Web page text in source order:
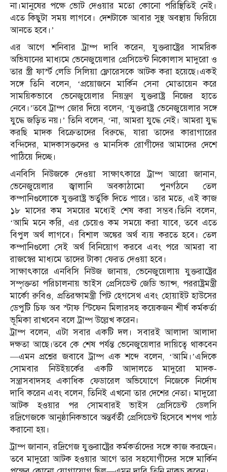
না।মানুষের পক্ষে ভোট দেওয়ার মতো কোনো পরিস্থিতিই নেই।
এতে কিছুটা সময় লাগবে। দেশটাকে আবার সুস্থ অবস্থায় ফিরিয়ে
আনতে হবে।’
এর আগে শনিবার ট্রাম্প দাবি করেন, যুক্তরাষ্ট্রের সামরিক
অভিযানের মাধ্যমে ভেনেজুয়েলার প্রেসিডেন্ট নিকোলাস মাদুরো ও
তার স্ত্রী ফার্স্ট লেডি সিলিয়া ফ্লোরেসকে আটক করা হয়েছে।একই
সঙ্গে তিনি বলেন, ‘প্রয়োজনে মার্কিন সেনা মোতায়েন করে
সাময়িকভাবে ভেনেজুয়েলার নিয়ন্ত্রণ যুক্তরাষ্ট্র নিজের হাতে
নেবে।’তবে ট্রাম্প জোর দিয়ে বলেন, ‘যুক্তরাষ্ট্র ভেনেজুয়েলার সঙ্গে
যুদ্ধে জড়িত নয়।’ তিনি বলেন, ‘না, আমরা যুদ্ধে নেই। আমরা যুদ্ধ
করছি মাদক বিক্রেতাদের বিরুদ্ধে, যারা তাদের কারাগারের
বন্দিদের, মাদকাসক্তদের ও মানসিক রোগীদের আমাদের দেশে
পাঠিয়ে দিচ্ছে।
এনবিসি নিউজকে দেওয়া সাক্ষাৎকারে ট্রাম্প আরো জানান,
ভেনেজুয়েলার জ্বালানি অবকাঠামো পুনর্গঠনে তেল
কম্পানিগুলোকে যুক্তরাষ্ট্র ভর্তুকি দিতে পারে। তার মতে, এই কাজ
১৮ মাসের কম সময়ের মধ্যেই শেষ করা সম্ভব।তিনি বলেন,
‘আমি মনে করি, এর চেয়েও কম সময়ে করা যাবে, তবে এতে
বিপুল অর্থ লাগবে। বিশাল অঙ্কের অর্থ ব্যয় করতে হবে। তেল
কম্পানিগুলো সেই অর্থ বিনিয়োগ করবে এবং পরে আমরা বা
রাজস্বের মাধ্যমে তাদের টাকা ফেরত দেওয়া হবে।
সাক্ষাৎকারে এনবিসি নিউজ জানায়, ভেনেজুয়েলায় যুক্তরাষ্ট্রের
সম্পৃক্ততা পরিচালনায় ভাইস প্রেসিডেন্ট জেডি ভ্যান্স, পররাষ্ট্রমন্ত্রী
মার্কো রুবিও, প্রতিরক্ষামন্ত্রী পিট হেগসেথ এবং হোয়াইট হাউসের
ডেপুটি চিফ অব স্টাফ স্টিফেন মিলারসহ কয়েকজন শীর্ষ কর্মকর্তা
ভূমিকা রাখবেন বলে ট্রাম্প উল্লেখ করেন।
ট্রাম্প বলেন, এটা সবার একটি দল। সবারই আলাদা আলাদা
দক্ষতা আছে।তবে কে শেষ পর্যন্ত ভেনেজুয়েলার দায়িত্বে থাকবেন
—এমন প্রশ্নের জবাবে ট্রাম্প এক শব্দে বলেন, ‘আমি।’এদিকে
সোমবার নিউইয়র্কের একটি আদালতে মাদুরো মাদক-
সন্ত্রাসবাদসহ একাধিক ফেডারেল অভিযোগে নিজেকে নির্দোষ
দাবি করেন এবং বলেন, তিনিই এখনো তার দেশের নেতা। মাদুরো
আটক হওয়ার পর সোমবারই ভাইস প্রেসিডেন্ট ডেলসি
রদ্রিগেজকে আনুষ্ঠানিকভাবে অন্তর্বর্তী প্রেসিডেন্ট হিসেবে শপথ পাঠ
করানো হয়।
ট্রাম্প জানান, রদ্রিগেজ যুক্তরাষ্ট্রের কর্মকর্তাদের সঙ্গে কাজ করছেন।
তবে মাদুরো আটক হওয়ার আগে তার সহযোগীদের সঙ্গে মার্কিন